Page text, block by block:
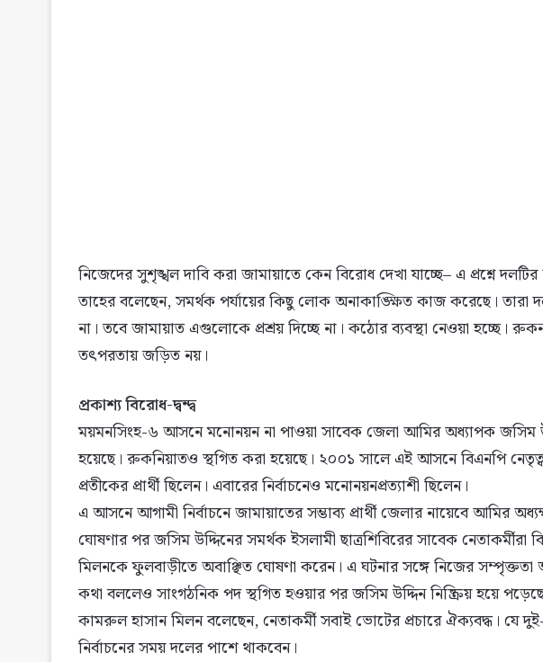
নিজেদের সুশৃঙ্খল দাবি করা জামায়াতে কেন বিরোধ দেখা যাচ্ছে– এ প্রশ্নে
তাহের বলেছেন, সমর্থক পর্যায়ের কিছু লোক অনাকাঙ্ক্ষিত কাজ করেছে। তারা
না। তবে জামায়াত এগুলোকে প্রশ্রয় দিচ্ছে না। কঠোর ব্যবস্থা নেওয়া হচ্ছে।
তৎপরতায় জড়িত নয়।
প্রকাশ্য বিরোধ-দ্বন্দ্ব
ময়মনসিংহ-৬ আসনে মনোনয়ন না পাওয়া সাবেক জেলা আমির অধ্যাপক জসিম
হয়েছে। রুকনিয়াতও স্থগিত করা হয়েছে। ২০০১ সালে এই আসনে বিএনপি
প্রতীকের প্রার্থী ছিলেন। এবারের নির্বাচনেও মনোনয়নপ্রত্যাশী ছিলেন।
এ আসনে আগামী নির্বাচনে জামায়াতের সম্ভাব্য প্রার্থী জেলার নায়েবে আমির
ঘোষণার পর জসিম উদ্দিনের সমর্থক ইসলামী ছাত্রশিবিরের সাবেক
মিলনকে ফুলবাড়ীতে অবাঞ্ছিত ঘোষণা করেন। এ ঘটনার সঙ্গে নিজের সম্পৃক্ততা
কথা বললেও সাংগঠনিক পদ স্থগিত হওয়ার পর জসিম উদ্দিন নিষ্ক্রিয় হয়ে
কামরুল হাসান মিলন বলেছেন, নেতাকর্মী সবাই ভোটের প্রচারে ঐক্যবদ্ধ।
নির্বাচনের সময় দলের পাশে থাকবেন।